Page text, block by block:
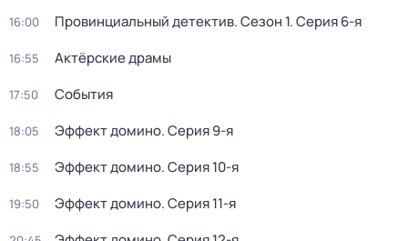
16:00 Провинциальный детектив. Сезон 1. Серия 6-я
16:55 Актёрские драмы
17:50 События
18:05 Эффект домино. Серия 9-я
18:55 Эффект домино. Серия 10-я
19:50 Эффект домино. Серия 11-я